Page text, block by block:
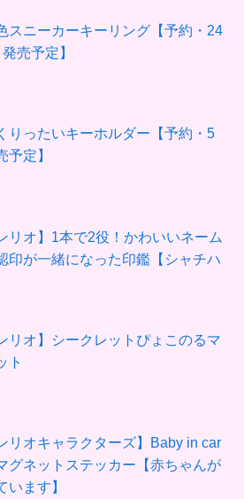
スニーカーキーリング【予約・24
売予定】
りったいキーホルダー【予約・5
予定】
リオ】1本で2役！かわいいネーム
印が一緒になった印鑑【シャチハ
リオ】シークレットぴょこのるマ
ト
リオキャラクターズ】Baby in car
グネットステッカー【赤ちゃんが
います】